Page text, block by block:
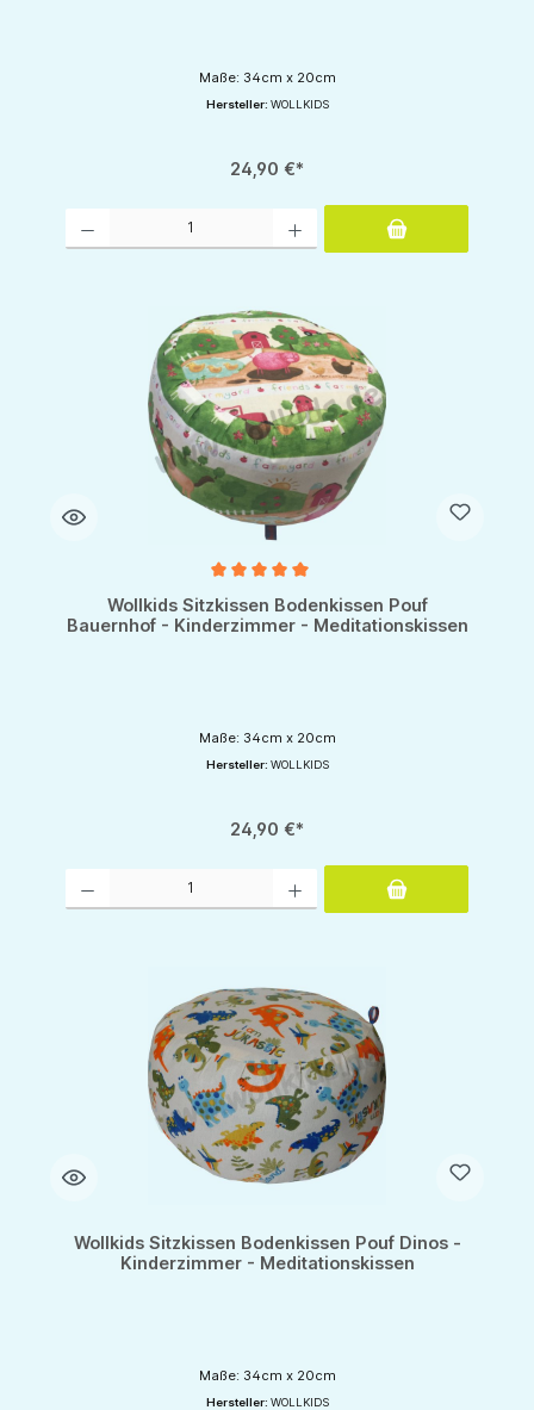
Maße: 34cm x 20cm
Hersteller: WOLLKIDS
24,90 €*
Wollkids Sitzkissen Bodenkissen Pouf
Bauernhof - Kinderzimmer - Meditationskissen
Maße: 34cm x 20cm
Hersteller: WOLLKIDS
24,90 €*
Wollkids Sitzkissen Bodenkissen Pouf Dinos -
Kinderzimmer - Meditationskissen
Maße: 34cm x 20cm
Hersteller: WOLLKIDS